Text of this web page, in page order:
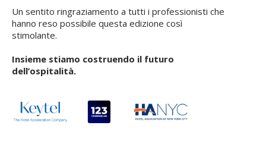
Un sentito ringraziamento a tutti i professionisti che
hanno reso possibile questa edizione così
stimolante.
Insieme stiamo costruendo il futuro
dell’ospitalità.